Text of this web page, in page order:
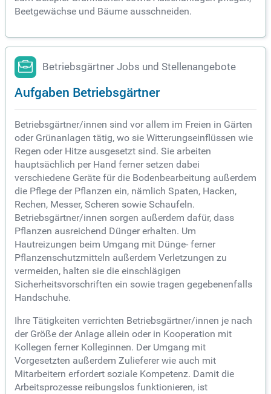
Beetgewächse und Bäume ausschneiden.
Betriebsgärtner Jobs und Stellenangebote
Aufgaben Betriebsgärtner
Betriebsgärtner/innen sind vor allem im Freien in Gärten
oder Grünanlagen tätig, wo sie Witterungseinflüssen wie
Regen oder Hitze ausgesetzt sind. Sie arbeiten
hauptsächlich per Hand ferner setzen dabei
verschiedene Geräte für die Bodenbearbeitung außerdem
die Pflege der Pflanzen ein, nämlich Spaten, Hacken,
Rechen, Messer, Scheren sowie Schaufeln.
Betriebsgärtner/innen sorgen außerdem dafür, dass
Pflanzen ausreichend Dünger erhalten. Um
Hautreizungen beim Umgang mit Dünge- ferner
Pflanzenschutzmitteln außerdem Verletzungen zu
vermeiden, halten sie die einschlägigen
Sicherheitsvorschriften ein sowie tragen gegebenenfalls
Handschuhe.
Ihre Tätigkeiten verrichten Betriebsgärtner/innen je nach
der Größe der Anlage allein oder in Kooperation mit
Kollegen ferner Kolleginnen. Der Umgang mit
Vorgesetzten außerdem Zulieferer wie auch mit
Mitarbeitern erfordert soziale Kompetenz. Damit die
Arbeitsprozesse reibungslos funktionieren, ist